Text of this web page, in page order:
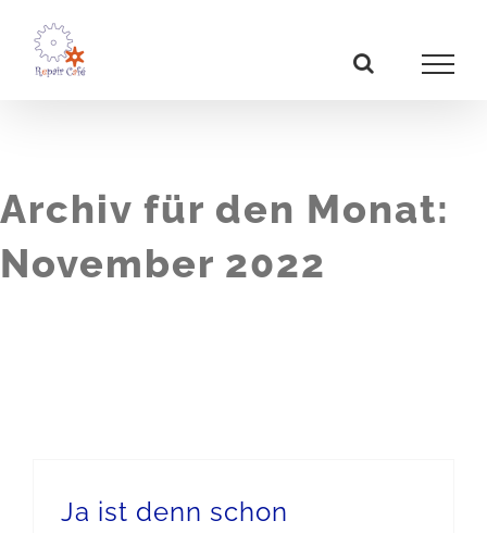
Inhalt
Archiv für den Monat:
November 2022
Ja ist denn schon